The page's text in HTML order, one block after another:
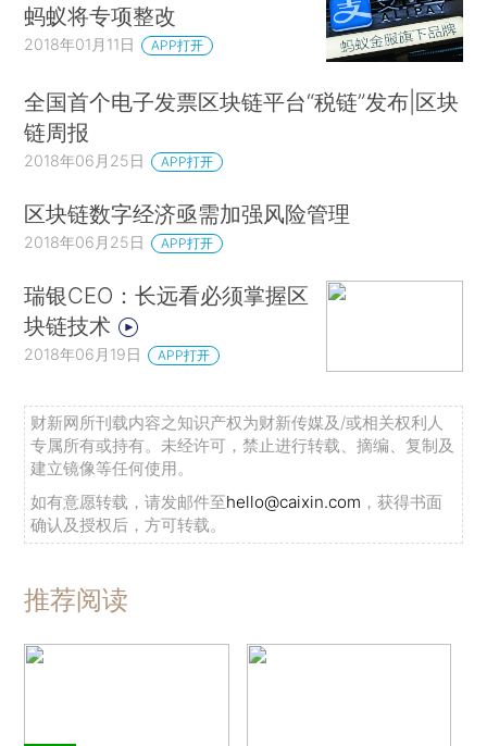
蚂蚁将专项整改
2018年01月11日 APP打开
全国首个电子发票区块链平台“税链”发布|区块
链周报
2018年06月25日 APP打开
区块链数字经济亟需加强风险管理
2018年06月25日 APP打开
瑞银CEO：长远看必须掌握区
块链技术
2018年06月19日 APP打开
财新网所刊载内容之知识产权为财新传媒及/或相关权利人
专属所有或持有。未经许可，禁止进行转载、摘编、复制及
建立镜像等任何使用。
如有意愿转载，请发邮件至hello@caixin.com ，获得书面
确认及授权后，方可转载。
推荐阅读